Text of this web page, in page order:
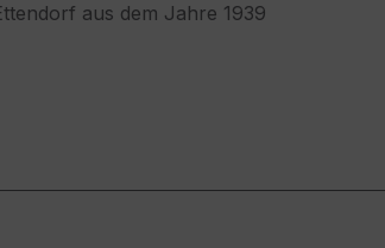
aus dem Jahre 1939